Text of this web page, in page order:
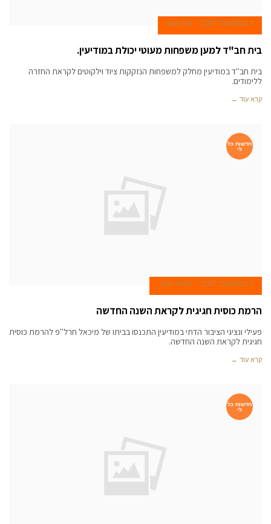
9 בספטמבר 2007 שרון גושן
בית חב"ד למען משפחות מעוטי יכולת במודיעין.
בית חב''ד במודיעין מחלק למשפחות הנזקקות ציוד וילקוטים לקראת החזרה
ללימודים.
קרא עוד ←
חדשות כל
לי
9 בספטמבר 2007 עמיעד טאוב
הרמת כוסית חגיגית לקראת השנה החדשה
פעילי ונציגי הציבור הדתי במודיעין התכנסו בביתו של מיכאל חרל''פ להרמת כוסית
חגיגית לקראת השנה החדשה.
קרא עוד ←
חדשות כל
לי